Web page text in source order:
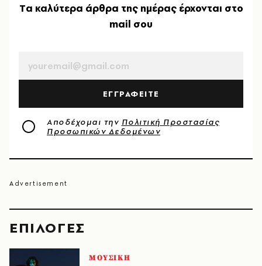
EΠΙΛΟΓΈΣ
ΜΟΥΣΙΚΗ
Tα καλύτερα άρθρα της ημέρας έρχονται στο
mail σου
ΕΓΓΡΑΦΕΙΤΕ
Αποδέχομαι την Πολιτική Προστασίας
Προσωπικών Δεδομένων